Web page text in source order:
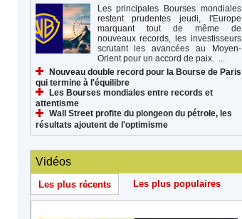
Les principales Bourses mondiales
restent prudentes jeudi, l'Europe
marquant tout de même de
nouveaux records, les investisseurs
scrutant les avancées au Moyen-
Orient pour un accord de paix. ...
Nouveau double record pour la Bourse de Paris
qui termine à l'équilibre
Les Bourses mondiales entre records et
attentisme
Wall Street profite du plongeon du pétrole, les
résultats ajoutent de l'optimisme
Vidéos
Les plus récents Les plus populaires